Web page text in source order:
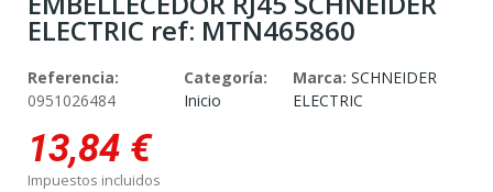
ELECTRIC ref: MTN465860
Referencia:
0951026484
Categoría:
Inicio
Marca:SCHNEIDER
ELECTRIC
13,84 €
Impuestos incluidos